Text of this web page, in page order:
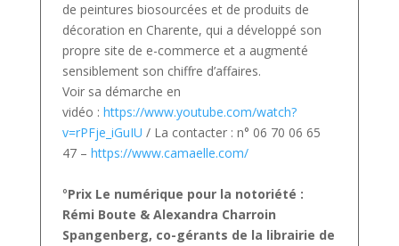
de peintures biosourcées et de produits de
décoration en Charente, qui a développé son
propre site de e-commerce et a augmenté
sensiblement son chiffre d’affaires.
Voir sa démarche en
vidéo : https://www.youtube.com/watch?
v=rPFje_iGuIU / La contacter : n° 06 70 06 65
47 – https://www.camaelle.com/
°Prix Le numérique pour la notoriété :
Rémi Boute & Alexandra Charroin
Spangenberg, co-gérants de la librairie de